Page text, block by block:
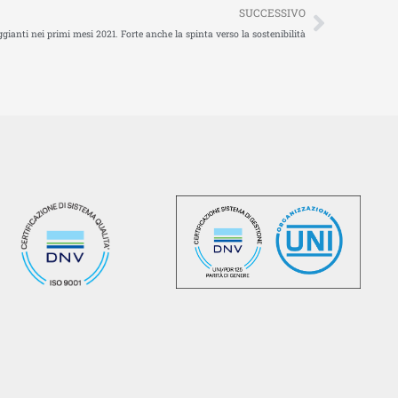
SUCCESSIVO
nei primi mesi 2021. Forte anche la spinta verso la sostenibilità